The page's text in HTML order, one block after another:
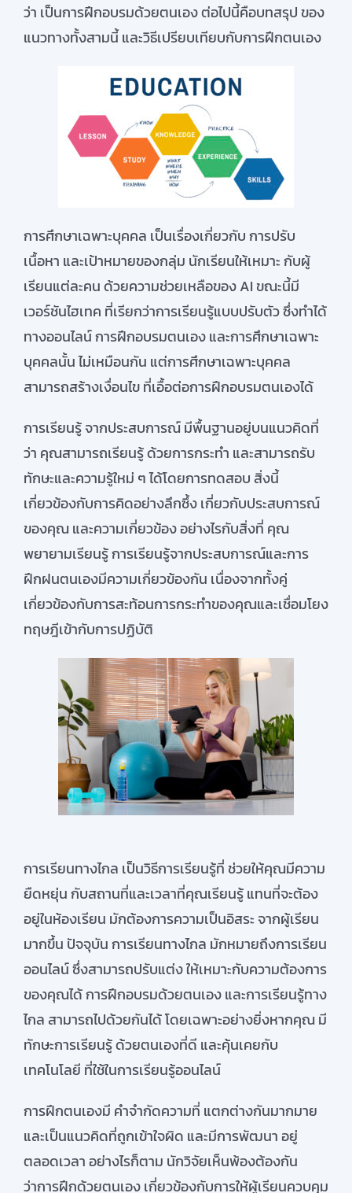
ว่า เป็นการฝึกอบรมด้วยตนเอง ต่อไปนี้คือบทสรุป ของ
แนวทางทั้งสามนี้ และวิธีเปรียบเทียบกับการฝึกตนเอง
การศึกษาเฉพาะบุคคล เป็นเรื่องเกี่ยวกับ การปรับ
เนื้อหา และเป้าหมายของกลุ่ม นักเรียนให้เหมาะ กับผู้
เรียนแต่ละคน ด้วยความช่วยเหลือของ AI ขณะนี้มี
เวอร์ชันไฮเทค ที่เรียกว่าการเรียนรู้แบบปรับตัว ซึ่งทำได้
ทางออนไลน์ การฝึกอบรมตนเอง และการศึกษาเฉพาะ
บุคคลนั้น ไม่เหมือนกัน แต่การศึกษาเฉพาะบุคคล
สามารถสร้างเงื่อนไข ที่เอื้อต่อการฝึกอบรมตนเองได้
การเรียนรู้ จากประสบการณ์ มีพื้นฐานอยู่บนแนวคิดที่
ว่า คุณสามารถเรียนรู้ ด้วยการกระทำ และสามารถรับ
ทักษะและความรู้ใหม่ ๆ ได้โดยการทดสอบ สิ่งนี้
เกี่ยวข้องกับการคิดอย่างลึกซึ้ง เกี่ยวกับประสบการณ์
ของคุณ และความเกี่ยวข้อง อย่างไรกับสิ่งที่ คุณ
พยายามเรียนรู้ การเรียนรู้จากประสบการณ์และการ
ฝึกฝนตนเองมีความเกี่ยวข้องกัน เนื่องจากทั้งคู่
เกี่ยวข้องกับการสะท้อนการกระทำของคุณและเชื่อมโยง
ทฤษฎีเข้ากับการปฏิบัติ
การเรียนทางไกล เป็นวิธีการเรียนรู้ที่ ช่วยให้คุณมีความ
ยืดหยุ่น กับสถานที่และเวลาที่คุณเรียนรู้ แทนที่จะต้อง
อยู่ในห้องเรียน มักต้องการความเป็นอิสระ จากผู้เรียน
มากขึ้น ปัจจุบัน การเรียนทางไกล มักหมายถึงการเรียน
ออนไลน์ ซึ่งสามารถปรับแต่ง ให้เหมาะกับความต้องการ
ของคุณได้ การฝึกอบรมด้วยตนเอง และการเรียนรู้ทาง
ไกล สามารถไปด้วยกันได้ โดยเฉพาะอย่างยิ่งหากคุณ มี
ทักษะการเรียนรู้ ด้วยตนเองที่ดี และคุ้นเคยกับ
เทคโนโลยี ที่ใช้ในการเรียนรู้ออนไลน์
การฝึกตนเองมี คำจำกัดความที่ แตกต่างกันมากมาย
และเป็นแนวคิดที่ถูกเข้าใจผิด และมีการพัฒนา อยู่
ตลอดเวลา อย่างไรก็ตาม นักวิจัยเห็นพ้องต้องกัน
ว่าการฝึกด้วยตนเอง เกี่ยวข้องกับการให้ผู้เรียนควบคุม